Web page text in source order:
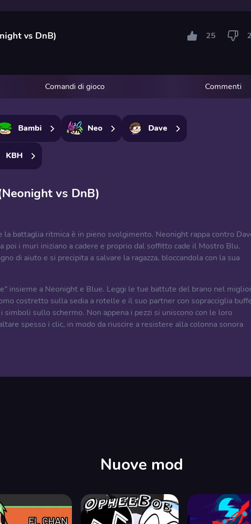
vs DnB) 25
Comandi di gioco Commenti
Bambi Neo Dave
KBH
vs DnB)
la battaglia ritmica è in pieno svolgimento. Neonight rappa contro
poi i muri iniziano a cadere e proprio dal soffitto cade il Mostro Blu.
di aiuto e si precipita a salvare la ragazza, bloccandola con la sua
insieme a Neonight e Blue. Leggi le tue battute del brano nel
costretto sulla sedia a rotelle e il suo partner con sopracciglia
simboli sullo schermo. Non appena i pezzi si uniscono con le loro
spesso i clic, in modo da riuscire a resistere alla colonna sonora
Nuove mod